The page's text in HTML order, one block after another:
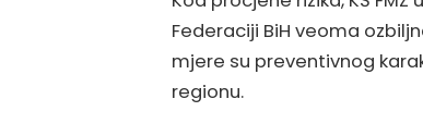
Federaciji BiH veoma
mjere su preventivnog
regionu.